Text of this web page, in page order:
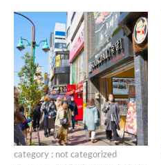
category : not categorized